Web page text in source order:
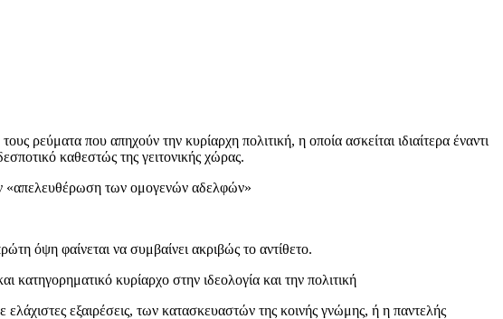
ρεύματα που απηχούν την κυρίαρχη πολιτική, η οποία ασκείται ιδιαίτερα έναντι
καθεστώς της γειτονικής χώρας.
«απελευθέρωση των ομογενών αδελφών»
όψη φαίνεται να συμβαίνει ακριβώς το αντίθετο.
κατηγορηματικό κυρίαρχο στην ιδεολογία και την πολιτική
εξαιρέσεις, των κατασκευαστών της κοινής γνώμης, ή η παντελής